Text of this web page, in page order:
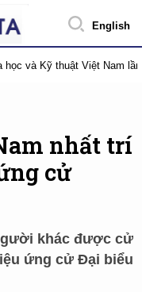
English
học và Kỹ thuật Việt Nam
nhất trí
cử
khác được cử
ứng cử Đại biểu